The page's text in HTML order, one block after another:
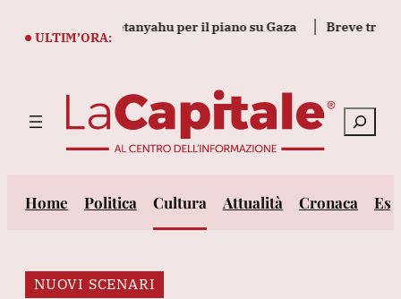
ULTIM’ORA:
pressioni su Netanyahu per il piano su Gaza Breve tregua
Cerca
Home Politica Cultura Attualità Cronaca
NUOVI SCENARI